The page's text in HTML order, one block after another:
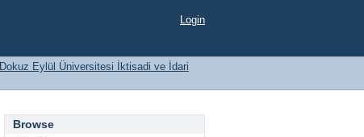
Login
Dokuz Eylül Üniversitesi İktisadi ve İdari
Browse